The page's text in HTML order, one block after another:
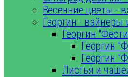
Весенние цветы -
Георгин - вайнеры
Георгин
Георгин
Георгин
Листья и